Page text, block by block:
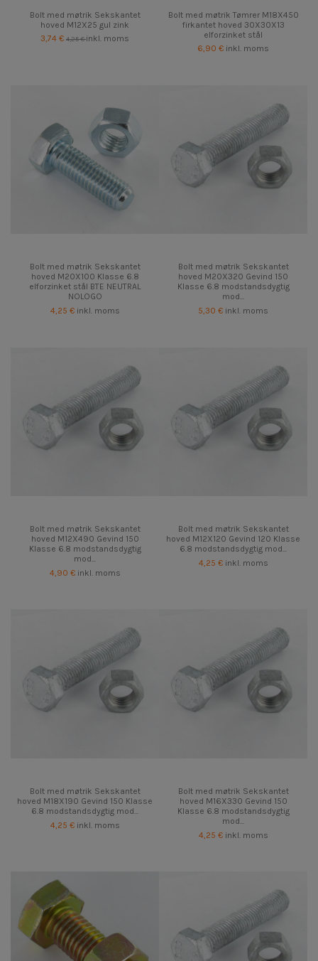
Bolt med møtrik Sekskantet
hoved M12X25 gul zink
3,74 € 4,25 €inkl. moms
Bolt med møtrik Tømrer M18X450
firkantet hoved 30X30X13
elforzinket stål
6,90 € inkl. moms
Bolt med møtrik Sekskantet
hoved M20X100 Klasse 6.8
elforzinket stål BTE NEUTRAL
NOLOGO
4,25 € inkl. moms
Bolt med møtrik Sekskantet
hoved M20X320 Gevind 150
Klasse 6.8 modstandsdygtig
mod...
5,30 € inkl. moms
Bolt med møtrik Sekskantet
hoved M12X490 Gevind 150
Klasse 6.8 modstandsdygtig
mod...
4,90 € inkl. moms
Bolt med møtrik Sekskantet
hoved M12X120 Gevind 120 Klasse
6.8 modstandsdygtig mod...
4,25 € inkl. moms
Bolt med møtrik Sekskantet
hoved M18X190 Gevind 150 Klasse
6.8 modstandsdygtig mod...
4,25 € inkl. moms
Bolt med møtrik Sekskantet
hoved M16X330 Gevind 150
Klasse 6.8 modstandsdygtig
mod...
4,25 € inkl. moms